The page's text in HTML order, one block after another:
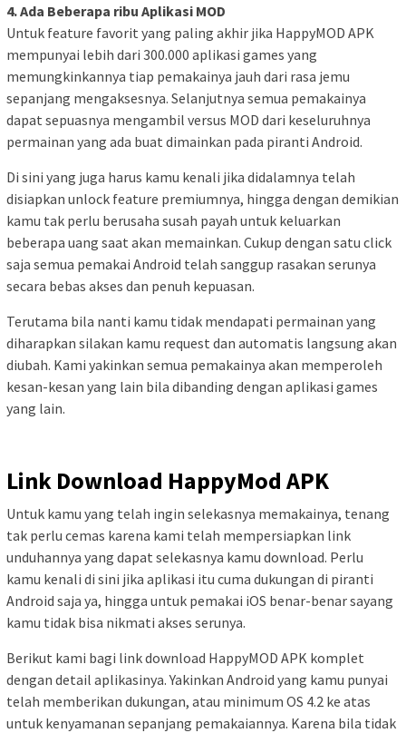
4. Ada Beberapa ribu Aplikasi MOD
Untuk feature favorit yang paling akhir jika HappyMOD APK
mempunyai lebih dari 300.000 aplikasi games yang
memungkinkannya tiap pemakainya jauh dari rasa jemu
sepanjang mengaksesnya. Selanjutnya semua pemakainya
dapat sepuasnya mengambil versus MOD dari keseluruhnya
permainan yang ada buat dimainkan pada piranti Android.
Di sini yang juga harus kamu kenali jika didalamnya telah
disiapkan unlock feature premiumnya, hingga dengan demikian
kamu tak perlu berusaha susah payah untuk keluarkan
beberapa uang saat akan memainkan. Cukup dengan satu click
saja semua pemakai Android telah sanggup rasakan serunya
secara bebas akses dan penuh kepuasan.
Terutama bila nanti kamu tidak mendapati permainan yang
diharapkan silakan kamu request dan automatis langsung akan
diubah. Kami yakinkan semua pemakainya akan memperoleh
kesan-kesan yang lain bila dibanding dengan aplikasi games
yang lain.
Link Download HappyMod APK
Untuk kamu yang telah ingin selekasnya memakainya, tenang
tak perlu cemas karena kami telah mempersiapkan link
unduhannya yang dapat selekasnya kamu download. Perlu
kamu kenali di sini jika aplikasi itu cuma dukungan di piranti
Android saja ya, hingga untuk pemakai iOS benar-benar sayang
kamu tidak bisa nikmati akses serunya.
Berikut kami bagi link download HappyMOD APK komplet
dengan detail aplikasinya. Yakinkan Android yang kamu punyai
telah memberikan dukungan, atau minimum OS 4.2 ke atas
untuk kenyamanan sepanjang pemakaiannya. Karena bila tidak